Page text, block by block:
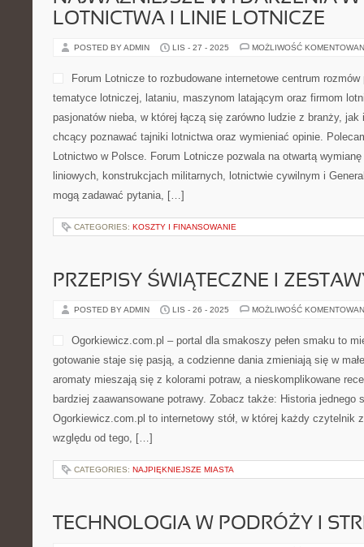
LOTNICTWA I LINIE LOTNICZE
POSTED BY ADMIN LIS - 27 - 2025 MOŻLIWOŚĆ
Forum Lotnicze to rozbudowane internetowe centrum rozmów
tematyce lotniczej, lataniu, maszynom latającym oraz firmom
pasjonatów nieba, w której łączą się zarówno ludzie z branży,
chcący poznawać tajniki lotnictwa oraz wymieniać opinie.
Lotnictwo w Polsce. Forum Lotnicze pozwala na otwartą
liniowych, konstrukcjach militarnych, lotnictwie cywilnym i
mogą zadawać pytania, […]
CATEGORIES: KOSZTY I FINANSOWANIE
PRZEPISY ŚWIĄTECZNE I
POSTED BY ADMIN LIS - 26 - 2025 MOŻLIWOŚĆ
Ogorkiewicz.com.pl – portal dla smakoszy pełen smaku to
gotowanie staje się pasją, a codzienne dania zmieniają się w
aromaty mieszają się z kolorami potraw, a nieskomplikowane
bardziej zaawansowane potrawy. Zobacz także: Historia jednego
Ogorkiewicz.com.pl to internetowy stół, w której każdy czytelnik
względu od tego, […]
CATEGORIES: NAJPIĘKNIEJSZE MIASTA
TECHNOLOGIA W PODRÓŻY I